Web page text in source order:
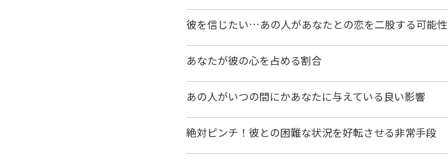
彼を信じたい…あの人があなたとの恋を二股する可能性
あなたが彼の心を占める割合
あの人がいつの間にかあなたに与えている良い影響
絶対ピンチ！彼との困難な状況を好転させる非常手段